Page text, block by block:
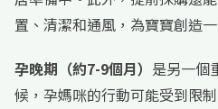
置、清潔和通風，為寶寶創造
孕晚期（約7-9個月） 是另一個
候，孕媽咪的行動可能受到限